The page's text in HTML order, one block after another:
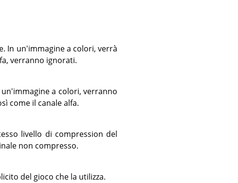
In un'immagine a colori, verrà
verranno ignorati.
a colori, verranno
come il canale alfa.
livello di compression del
non compresso.
del gioco che la utilizza.